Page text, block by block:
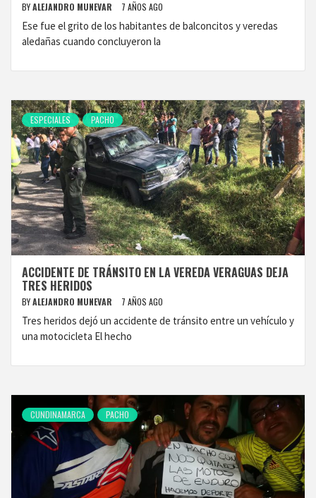
BYALEJANDRO MUNEVAR 7 AÑOS AGO
Ese fue el grito de los habitantes de balconcitos y veredas
aledañas cuando concluyeron la
ESPECIALES PACHO
ACCIDENTE DE TRÁNSITO EN LA VEREDA VERAGUAS DEJA
TRES HERIDOS
BYALEJANDRO MUNEVAR 7 AÑOS AGO
Tres heridos dejó un accidente de tránsito entre un vehículo y
una motocicleta El hecho
CUNDINAMARCA PACHO